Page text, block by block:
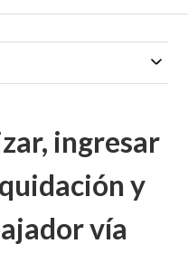
ingresar
y
vía